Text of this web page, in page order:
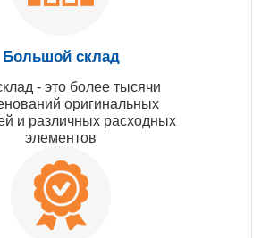
Большой склад
- это более тысячи
оригинальных
и различных расходных
элементов